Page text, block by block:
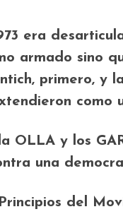
era
armado sino
primero, y
como
OLLA y los
una
del